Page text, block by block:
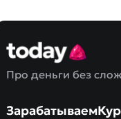
Про деньги без
Зарабатываем